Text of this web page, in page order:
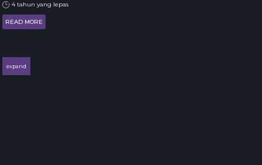
4 tahun yang lepas
READ MORE
expand